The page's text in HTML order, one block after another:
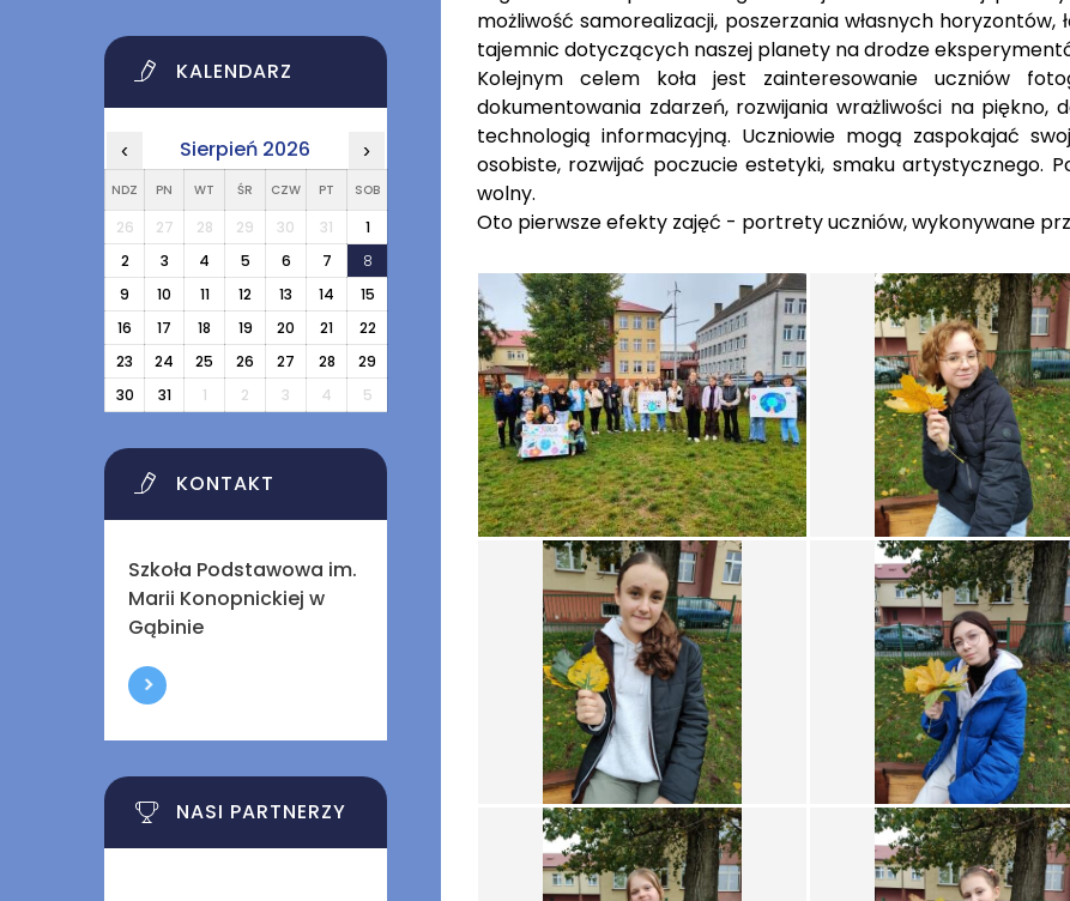
możliwość samorealizacji, poszerzania własnych
tajemnic dotyczących naszej planety na drodze
Kolejnym celem koła jest zainteresowanie uczniów
dokumentowania zdarzeń, rozwijania wrażliwości na piękno,
technologią informacyjną. Uczniowie mogą zaspokajać
osobiste, rozwijać poczucie estetyki, smaku artystycznego.
wolny.
Oto pierwsze efekty zajęć - portrety uczniów, wykonywane
KALENDARZ
‹ Sierpień 2026 ›
NDZ PN WT ŚR CZW PT SOB
26 27 28 29 30 31
1
2
3 4 5 6 7
8
9
10 11 12 13 14
15
16
17 18 19 20 21
22
23
24 25 26 27 28
29
30
31 1 2 3 4 5
KONTAKT
Szkoła Podstawowa im.
Marii Konopnickiej w
Gąbinie
NASI PARTNERZY